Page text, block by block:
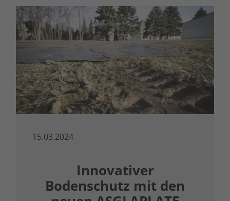
15.03.2024
Innovativer
Bodenschutz mit den